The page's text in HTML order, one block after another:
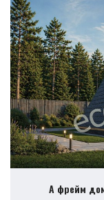
А фрейм